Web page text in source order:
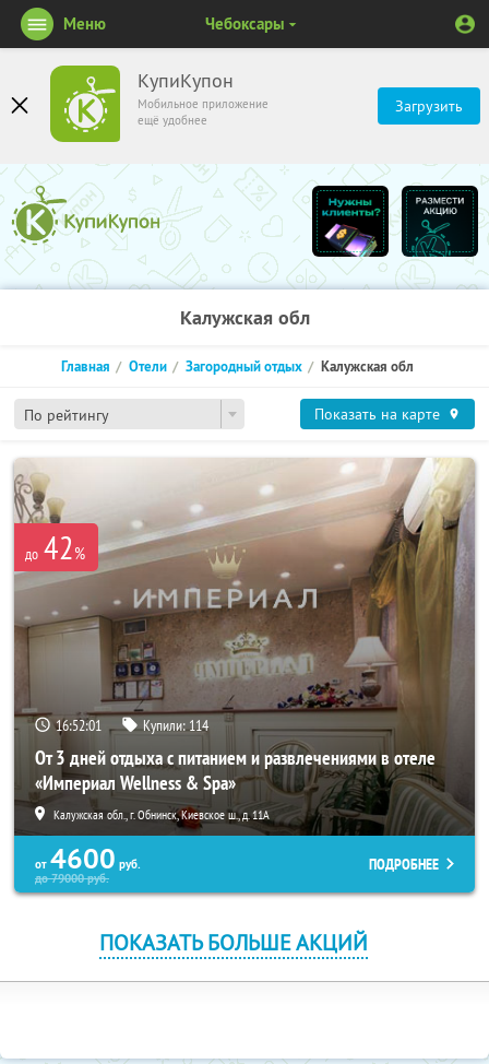
КупиКупон
Мобильное приложение
ещё удобнее
Загрузить
Меню Чебоксары
Калужская обл
По рейтингу
Главная Отели Загородный отдых Калужская обл
Показать на карте
до 42%
16:52:00 Купили:114
От 3 дней отдыха с питанием и развлечениями в отеле
«Империал Wellness & Spa»
Калужская обл., г. Обнинск, Киевское ш., д. 11А
от 4600 руб.
до79000руб.
ПОДРОБНЕЕ
ПОКАЗАТЬ БОЛЬШЕ АКЦИЙ